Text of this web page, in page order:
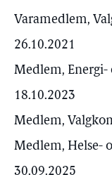
Varamedlem,
26.10.2021
Medlem, Energi-
18.10.2023
Medlem,
Medlem, Helse-
30.09.2025